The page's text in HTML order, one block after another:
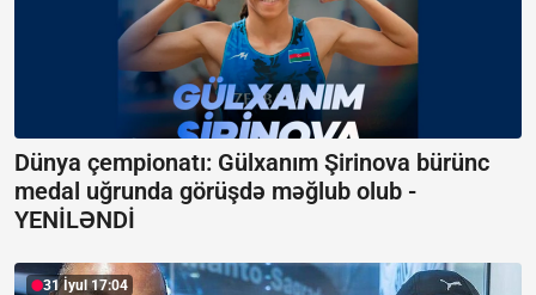
Dünya çempionatı: Gülxanım Şirinova bürünc
medal uğrunda görüşdə məğlub olub -
YENİLƏNDİ
31 İyul 17:04